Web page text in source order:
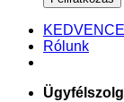
Rólunk